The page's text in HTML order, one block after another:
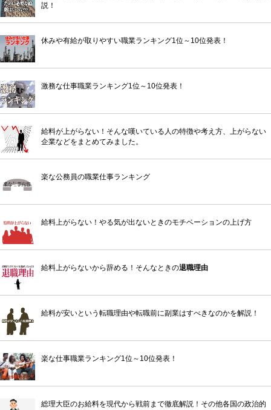
説！
休みや有給が取りやすい職業ランキング1位～10位発表！
激務な仕事職業ランキング1位～10位発表！
給料が上がらない！そんな嘆いている人の特徴や考え方、上がらない
企業などをまとめてみました。
楽な公務員の職業仕事ランキング
給料上がらない！やる気が出ないときのモチベーションの上げ方
給料上がらないから辞める！そんなときの退職理由
給料が安いという転職理由や転職前に副業はすべきなのかを解説！
楽な仕事職業ランキング1位～10位発表！
総理大臣のお給料を現代から戦前まで徹底解説！その他各国の政治的